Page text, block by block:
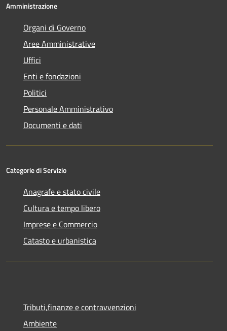
Amministrazione
Organi di Governo
Aree Amministrative
Uffici
Enti e fondazioni
Politici
Personale Amministrativo
Documenti e dati
Categorie di Servizio
Anagrafe e stato civile
Cultura e tempo libero
Imprese e Commercio
Catasto e urbanistica
Tributi,finanze e contravvenzioni
Ambiente